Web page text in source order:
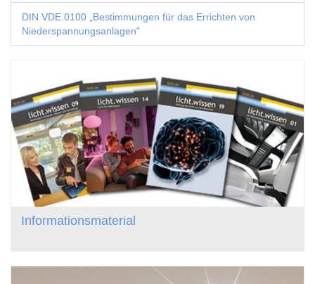
DIN VDE 0100 „Bestimmungen für das Errichten von
Niederspannungsanlagen"
Informationsmaterial